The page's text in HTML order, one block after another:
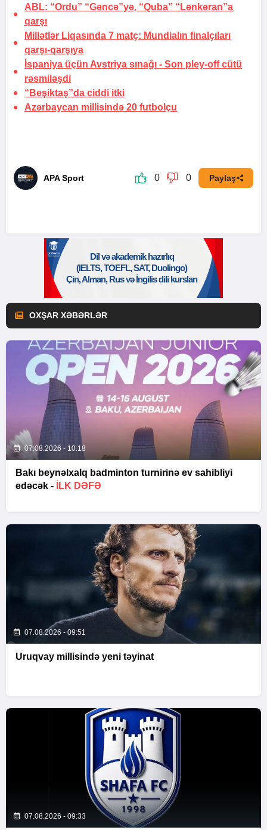
ABL: “Ordu” “Gəncə”yə, “Quba” “Lənkəran”a
qarşı
Millətlər Liqasında 7 matç: Mundialın finalçıları
qarşı-qarşıya
İspaniya üçün Avstriya sınağı - Son pley-off cütü
rəsmiləşdi
“Beşiktaş”da ciddi itki
Azərbaycan millisində 20 futbolçu
APA Sport 0 0 Paylaş
OXŞAR XƏBƏRLƏR
07.08.2026 - 10:18
Bakı beynəlxalq badminton turnirinə ev sahibliyi
edəcək -
İLK DƏFƏ
07.08.2026 - 09:51
Uruqvay millisində yeni təyinat
07.08.2026 - 09:33